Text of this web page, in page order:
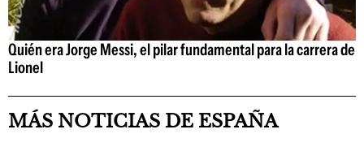
Quién era Jorge Messi, el pilar fundamental para la carrera de
Lionel
MÁS NOTICIAS DE ESPAÑA